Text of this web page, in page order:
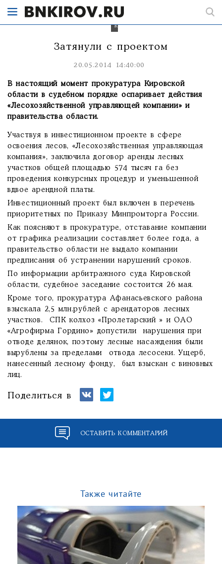
управляющей
компании»
Затянули с проектом
20.05.2014 14:40:00
В настоящий момент прокуратура Кировской
области в судебном порядке оспаривает действия
«Лесохозяйственной управляющей компании» и
правительства области.
Участвуя в инвестиционном проекте в сфере
освоения лесов, «Лесохозяйственная управляющая
компания», заключила договор аренды лесных
участков общей площадью 574 тысяч га без
проведения конкурсных процедур и уменьшенной
вдвое арендной платы.
Инвестиционный проект был включен в перечень
приоритетных по Приказу Минпромторга России.
Как поясняют в прокуратуре, отставание компании
от графика реализации составляет более года, а
правительство области не выдало компании
предписания об устранении нарушений сроков.
По информации арбитражного суда Кировской
области, судебное заседание состоится 26 мая.
Кроме того, прокуратура Афанасьевского района
взыскала 2,5 млн.рублей с арендаторов лесных
участков. СПК колхоз «Пролетарский » и ОАО
«Агрофирма Гордино» допустили нарушения при
отводе делянок, поэтому лесные насаждения были
вырублены за пределами отвода лесосеки. Ущерб,
нанесенный лесному фонду, был взыскан с виновных
лиц.
Поделиться в
ОСТАВИТЬ КОММЕНТАРИЙ
Также читайте